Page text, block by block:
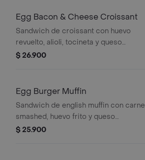
Egg Bacon & Cheese Croissant
Sandwich de croissant con huevo
revuelto, alioli, tocineta y queso
cheddar.
$ 26.900
Egg Burger Muffin
Sandwich de english muffin con carne
smashed, huevo frito y queso
cheddar.
$ 25.900